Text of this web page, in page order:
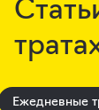
Ежедневные